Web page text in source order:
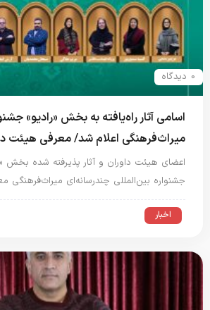
0 دیدگاه
اسامی آثار راه‌یافته به بخش «رادیو»
میراث‌فرهنگی اعلام شد/ معرفی هیئت
اعضای هیئت داوران و آثار پذیرفته شده بخش
جشنواره بین‌المللی چندرسانه‌ای میراث‌فرهنگی
اخبار